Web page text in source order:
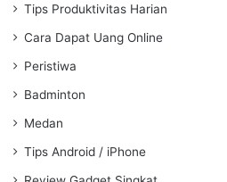
Tips Produktivitas Harian
Cara Dapat Uang Online
Peristiwa
Badminton
Medan
Tips Android / iPhone